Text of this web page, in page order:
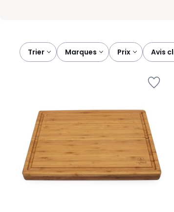
Trier
marques prix avis